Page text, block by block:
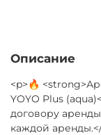
Описание
<p>🔥
YOYO Plus
договору
каждой